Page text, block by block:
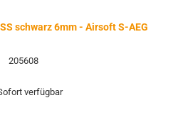
schwarz 6mm - Airsoft S-AEG
205608
verfügbar